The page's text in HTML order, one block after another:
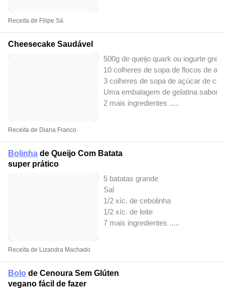
Receita de Filipe Sá
Cheesecake Saudável
500g de queijo quark ou iogurte
10 colheres de sopa de flocos de
3 colheres de sopa de açúcar de
Uma embalagem de gelatina sabor
2 mais ingredientes .....
Receita de Diana Franco
Bolinha de Queijo Com Batata
super prático
5 batatas grande
Sal
1/2 xíc. de cebolinha
1/2 xíc. de leite
7 mais ingredientes .....
Receita de Lizandra Machado
Bolo de Cenoura Sem Glúten
vegano fácil de fazer